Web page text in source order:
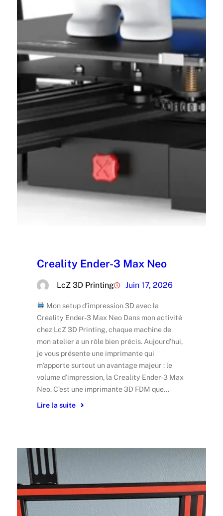
Creality Ender-3 Max Neo
LcZ 3D Printing Juin 17, 2026
Mon setup d’impression 3D avec la
Creality Ender-3 Max Neo Dans mon activité
chez LcZ 3D Printing, chaque machine de
mon atelier a un rôle bien précis. Aujourd’hui,
je vous présente une imprimante qui
m’apporte surtout un avantage majeur : le
volume d’impression, la Creality Ender-3 Max
Neo. C’est une imprimante 3D FDM que…
Lire la suite